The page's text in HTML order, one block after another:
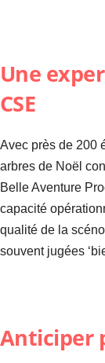
Une
CSE
Avec près de 200
arbres de Noël
Belle Aventure
capacité
qualité de la
souvent jugées
Anticiper